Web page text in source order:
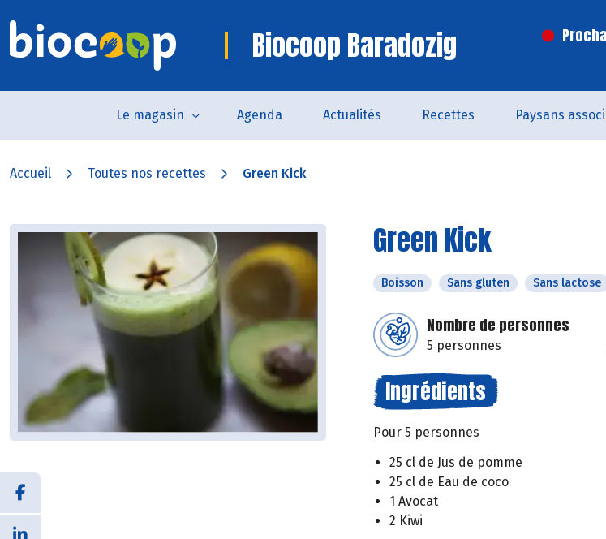
Biocoop Baradozig
Le magasin Agenda Actualités Recettes Paysans
Accueil Toutes nos recettes Green Kick
Green Kick
Boisson Sans gluten Sans lactose
Nombre de personnes
5 personnes
Ingrédients
Pour 5 personnes
25 cl de Jus de pomme
25 cl de Eau de coco
1 Avocat
2 Kiwi